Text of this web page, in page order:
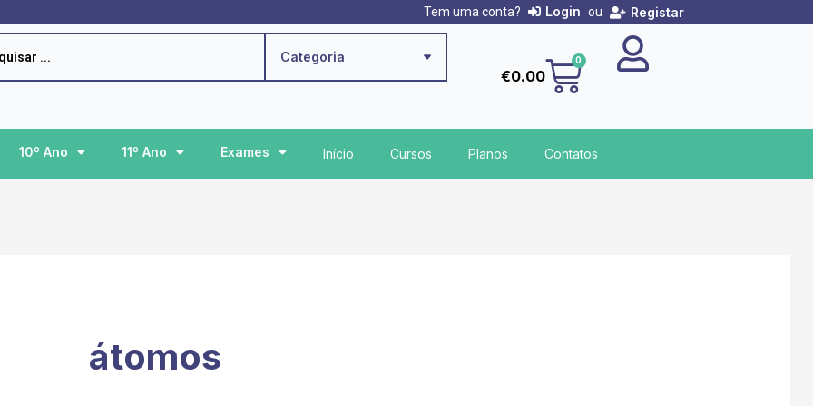
Tem uma conta? Login ou Registar
Categoria
€0.00
0Cart
10º Ano 11º Ano Exames Início Cursos Planos Contatos
átomos